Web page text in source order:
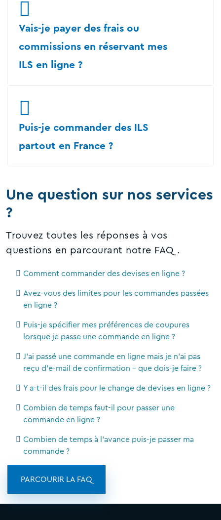
Vais-je payer des frais ou
commissions en réservant mes
ILS en ligne ?
Puis-je commander des ILS
partout en France ?
Une question sur nos services
?
Trouvez toutes les réponses à vos
questions en parcourant notre FAQ.
Comment commander des devises en ligne ?
Avez-vous des limites pour les commandes passées
en ligne ?
Puis-je spécifier mes préférences de coupures
lorsque je passe une commande en ligne ?
J'ai passé une commande en ligne mais je n'ai pas
reçu d'e-mail de confirmation - que dois-je faire ?
Y a-t-il des frais pour le change de devises en ligne ?
Combien de temps faut-il pour passer une
commande en ligne ?
Combien de temps à l'avance puis-je passer ma
commande ?
PARCOURIR LA FAQ